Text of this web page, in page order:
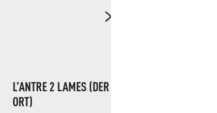
L’ANTRE 2 LAMES (DER UNGEWÖHNLICHE
ORT)